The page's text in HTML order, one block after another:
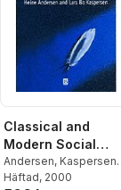
Classical and
Modern Social
Theory
Andersen, Kaspersen,
Heine Anderson
Häftad, 2000